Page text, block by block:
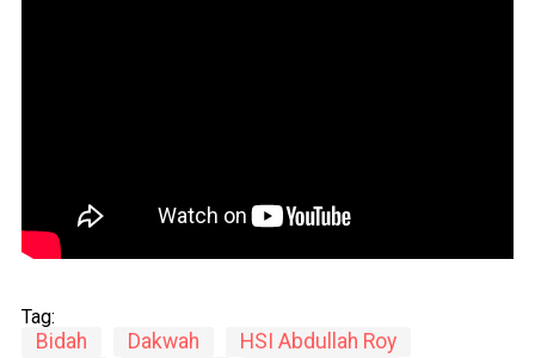
Tag:
Bidah Dakwah
HSI Abdullah Roy